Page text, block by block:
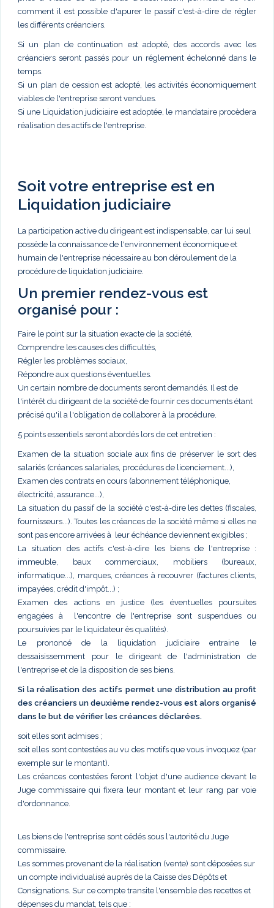
comment il est possible d'apurer le passif c'est-à-dire de régler
les différents créanciers.
Si un plan de continuation est adopté, des accords avec les
créanciers seront passés pour un réglement échelonné dans le
temps.
Si un plan de cession est adopté, les activités économiquement
viables de l'entreprise seront vendues.
Si une Liquidation judiciaire est adoptée, le mandataire procèdera
réalisation des actifs de l'entreprise.
Soit votre entreprise est en
Liquidation judiciaire
La participation active du dirigeant est indispensable, car lui seul
possède la connaissance de l'environnement économique et
humain de l'entreprise nécessaire au bon déroulement de la
procédure de liquidation judiciaire.
Un premier rendez-vous est
organisé pour :
Faire le point sur la situation exacte de la société,
Comprendre les causes des difficultés,
Régler les problèmes sociaux,
Répondre aux questions éventuelles.
Un certain nombre de documents seront demandés. Il est de
l'intérêt du dirigeant de la société de fournir ces documents étant
précisé qu'il a l'obligation de collaborer à la procédure.
5 points essentiels seront abordés lors de cet entretien :
Examen de la situation sociale aux fins de préserver le sort des
salariés (créances salariales, procédures de licenciement...),
Examen des contrats en cours (abonnement téléphonique,
électricité, assurance...),
La situation du passif de la société c'est-à-dire les dettes (fiscales,
fournisseurs...). Toutes les créances de la société même si elles ne
sont pas encore arrivées à leur échéance deviennent exigibles ;
La situation des actifs c'est-à-dire les biens de l'entreprise :
immeuble, baux commerciaux, mobiliers (bureaux,
informatique...), marques, créances à recouvrer (factures clients,
impayées, crédit d'impôt...) ;
Examen des actions en justice (les éventuelles poursuites
engagées à l'encontre de l'entreprise sont suspendues ou
poursuivies par le liquidateur ès qualités).
Le prononcé de la liquidation judiciaire entraine le
dessaisissemment pour le dirigeant de l'administration de
l'entreprise et de la disposition de ses biens.
Si la réalisation des actifs permet une distribution au profit
des créanciers un deuxième rendez-vous est alors organisé
dans le but de vérifier les créances déclarées.
soit elles sont admises ;
soit elles sont contestées au vu des motifs que vous invoquez (par
exemple sur le montant).
Les créances contestées feront l'objet d'une audience devant le
Juge commissaire qui fixera leur montant et leur rang par voie
d'ordonnance.
Les biens de l'entreprise sont cédés sous l'autorité du Juge
commissaire.
Les sommes provenant de la réalisation (vente) sont déposées sur
un compte individualisé auprès de la Caisse des Dépôts et
Consignations. Sur ce compte transite l'ensemble des recettes et
dépenses du mandat, tels que :